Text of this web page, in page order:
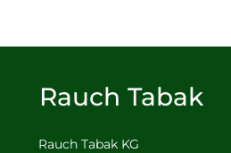
Rauch Tabak
Rauch Tabak KG